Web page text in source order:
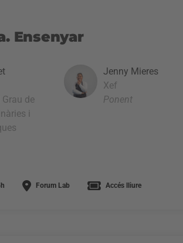
Ensenyar
de
i
Jenny Mieres
Xef
Ponent
Forum Lab Accés lliure